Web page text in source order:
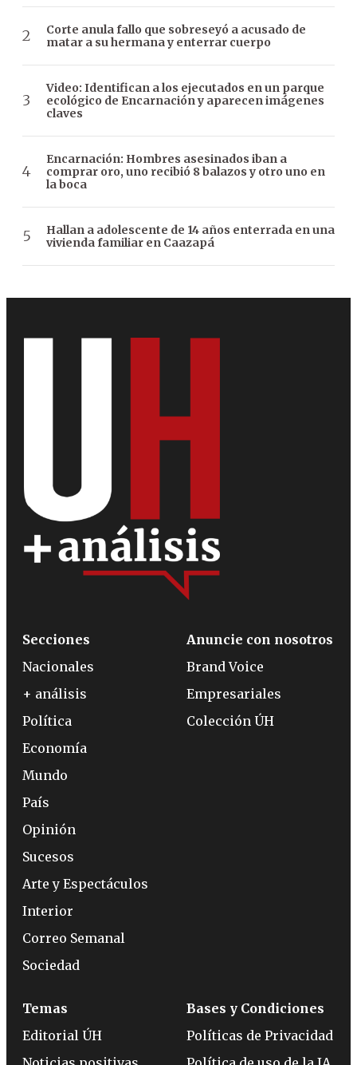
Corte anula fallo que sobreseyó a acusado de
matar a su hermana y enterrar cuerpo
Video: Identifican a los ejecutados en un parque
ecológico de Encarnación y aparecen imágenes
claves
Encarnación: Hombres asesinados iban a
comprar oro, uno recibió 8 balazos y otro uno en
la boca
Hallan a adolescente de 14 años enterrada en una
vivienda familiar en Caazapá
Secciones
Nacionales
+ análisis
Política
Economía
Mundo
País
Opinión
Sucesos
Arte y Espectáculos
Interior
Correo Semanal
Sociedad
Anuncie con nosotros
Brand Voice
Empresariales
Colección ÚH
Temas
Editorial ÚH
Bases y Condiciones
Políticas de Privacidad